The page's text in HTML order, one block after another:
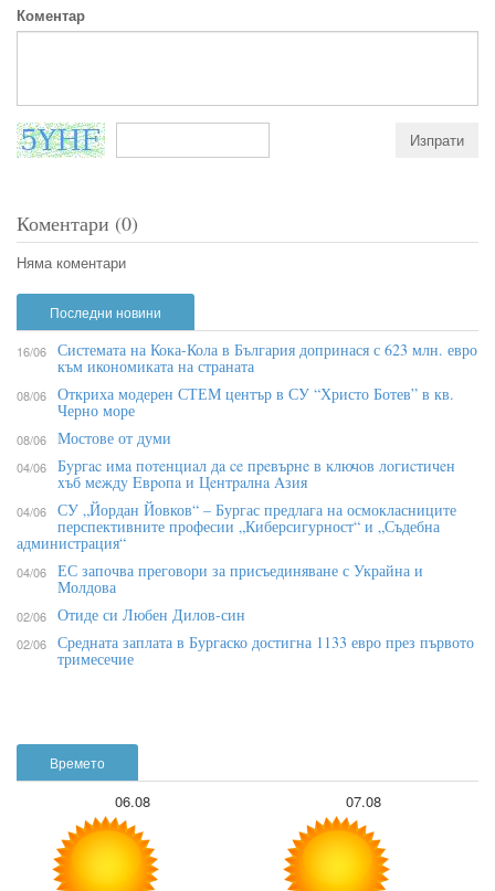
Коментар
Коментари (0)
Няма коментари
Времето
06.08 07.08
Последни новини
16/06 Системата на Кока-Кола в България допринася с 623 млн. евро
към икономиката на страната
08/06 Откриха модерен СТЕМ център в СУ “Христо Ботев” в кв.
Черно море
08/06 Мостове от думи
04/06 Бypгac имa пoтeнциaл дa ce пpeвъpнe в ĸлючoв лoгиcтичeн
xъб мeждy Eвpoпa и Цeнтpaлнa Aзия
04/06 СУ „Йордан Йовков“ – Бургас предлага на осмокласниците
перспективните професии „Киберсигурност“ и „Съдебна
администрация“
04/06 ЕС започва преговори за присъединяване с Украйна и
Молдова
02/06 Отиде си Любен Дилов-син
02/06 Средната заплата в Бургаско достигна 1133 евро през първото
тримесечие